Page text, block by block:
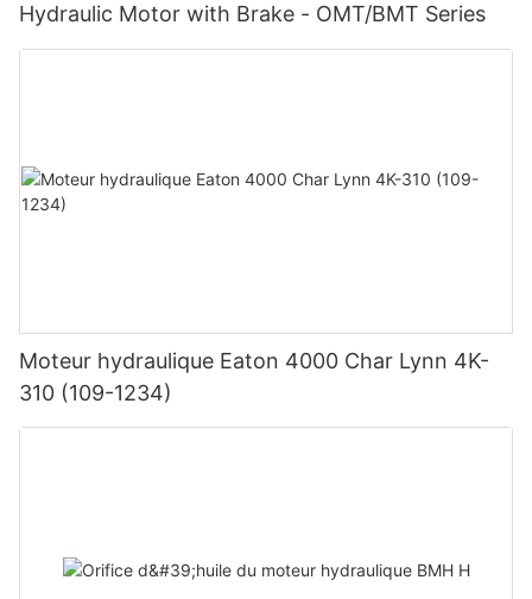
Hydraulic Motor with Brake - OMT/BMT Series
Moteur hydraulique Eaton 4000 Char Lynn 4K-
310 (109-1234)